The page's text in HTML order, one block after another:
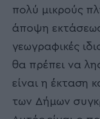
πολύ μικρούς
άποψη
γεωγραφικές
θα πρέπει να
είναι η έκταση
των Δήμων